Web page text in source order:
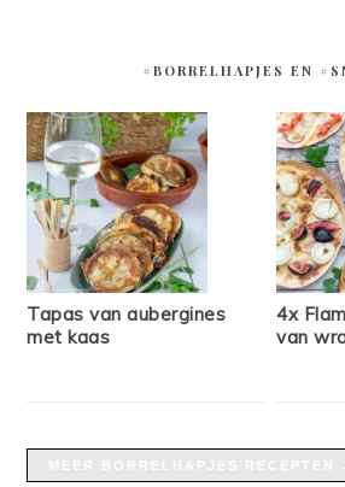
#BORRELHAPJES EN
Tapas van aubergines
met kaas
4x
van